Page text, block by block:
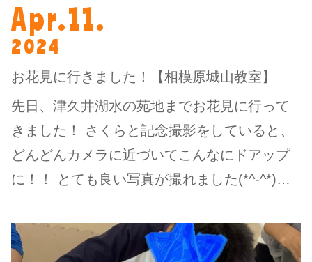
Apr.11.
2024
お花見に行きました！【相模原城山教室】
先日、津久井湖水の苑地までお花見に行って
きました！ さくらと記念撮影をしていると、
どんどんカメラに近づいてこんなにドアップ
に！！ とても良い写真が撮れました(*^-^*)…